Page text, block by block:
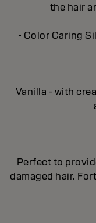
the hair
- Color Caring
Vanilla - with
Perfect to
damaged hair.